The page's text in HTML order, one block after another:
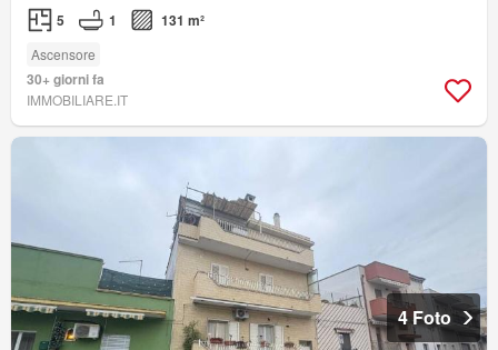
5 1 131 m²
Ascensore
30+ giorni fa
IMMOBILIARE.IT
4 Foto